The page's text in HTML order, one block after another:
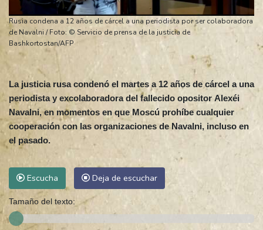
Rusia condena a 12 años de cárcel a una periodista por ser colaboradora
de Navalni / Foto: © Servicio de prensa de la justicia de
Bashkortostan/AFP
La justicia rusa condenó el martes a 12 años de cárcel a una
periodista y excolaboradora del fallecido opositor Alexéi
Navalni, en momentos en que Moscú prohíbe cualquier
cooperación con las organizaciones de Navalni, incluso en
el pasado.
Escucha Deja de escuchar
Tamaño del texto: